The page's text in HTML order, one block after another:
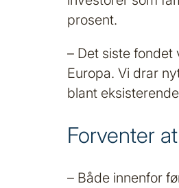
prosent.
– Det siste
Europa. Vi drar
blant
Forventer
– Både innenfor